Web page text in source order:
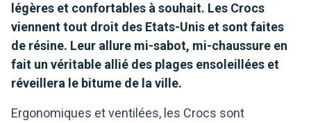
légères et confortables à souhait. Les Crocs
viennent tout droit des Etats-Unis et sont faites
de résine. Leur allure mi-sabot, mi-chaussure en
fait un véritable allié des plages ensoleillées et
réveillera le bitume de la ville.
Ergonomiques et ventilées, les Crocs sont